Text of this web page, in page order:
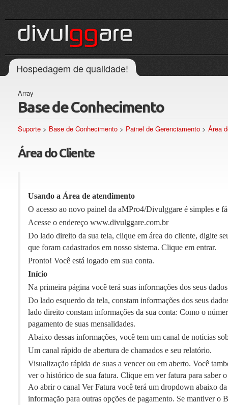
Hospedagem de qualidade!
Array
Base de Conhecimento
Suporte > Base de Conhecimento > Painel de Gerenciamento > Área
Área do Cliente
Usando a Área de atendimento
O acesso ao novo painel da aMPro4/Divulggare é simples e
Acesse o endereço www.divulggare.com.br
Do lado direito da sua tela, clique em área do cliente, digite
que foram cadastrados em nosso sistema. Clique em entrar.
Pronto! Você está logado em sua conta.
Início
Na primeira página você terá suas informações dos seus
Do lado esquerdo da tela, constam informações dos seus
lado direito constam informações da sua conta: Como o
pagamento de suas mensalidades.
Abaixo dessas informações, você tem um canal de notícias
Um canal rápido de abertura de chamados e seu relatório.
Visualização rápida de suas a vencer ou em aberto. Você
ver o histórico de sua fatura. Clique em ver fatura para saber
Ao abrir o canal Ver Fatura você terá um dropdown abaixo
informação para outras opções de pagamento. Se mantiver